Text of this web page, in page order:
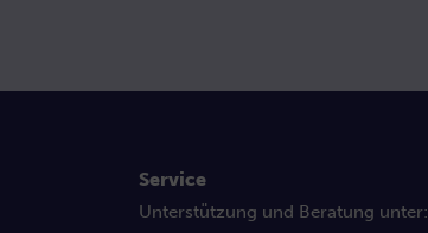
Service
Unterstützung und Beratung unter: